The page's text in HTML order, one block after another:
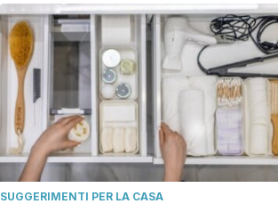
SUGGERIMENTI PER LA CASA